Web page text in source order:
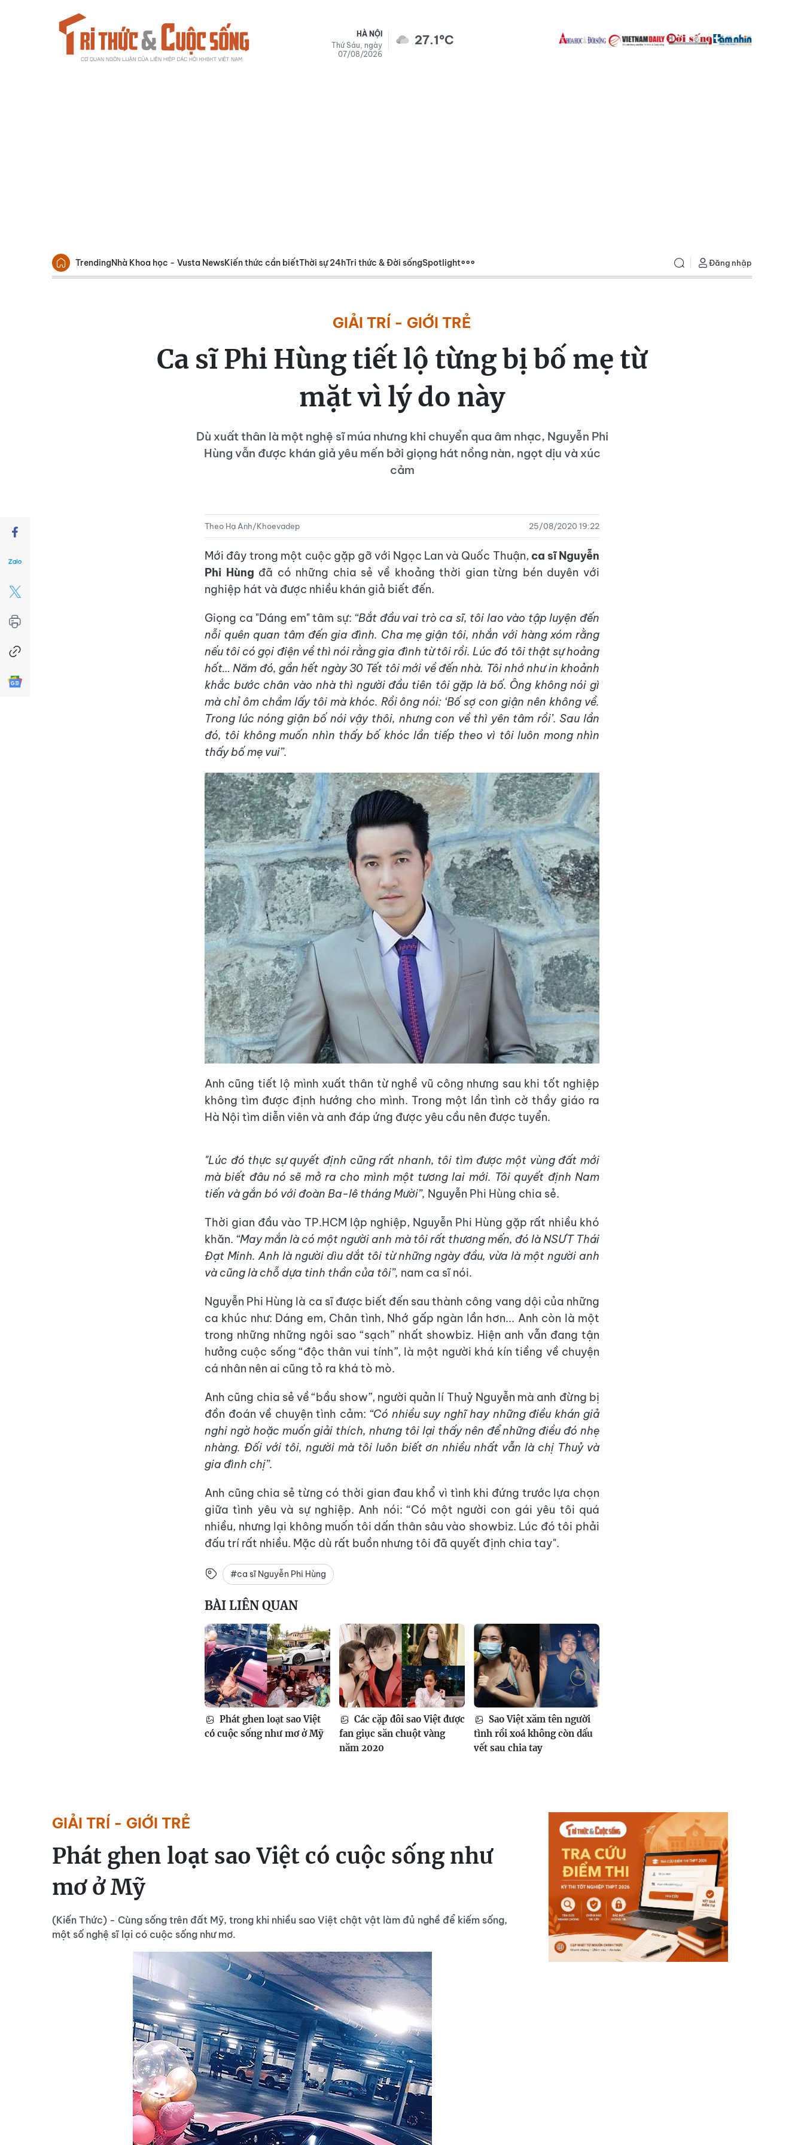
HÀ NỘI
Thứ Sáu, ngày
07/08/2026
27.1°C
TrendingNhà Khoa học - Vusta NewsKiến thức cần biếtThời sự 24hTri thức & Đời sốngSpotlight Đăng nhập
GIẢI TRÍ - GIỚI TRẺ
Ca sĩ Phi Hùng tiết lộ từng bị bố mẹ từ
mặt vì lý do này
Dù xuất thân là một nghệ sĩ múa nhưng khi chuyển qua âm nhạc, Nguyễn Phi
Hùng vẫn được khán giả yêu mến bởi giọng hát nồng nàn, ngọt dịu và xúc
cảm
Theo Hạ Anh/Khoevadep 25/08/2020 19:22
Mới đây trong một cuộc gặp gỡ với Ngọc Lan và Quốc Thuận, ca sĩ Nguyễn
Phi Hùng đã có những chia sẻ về khoảng thời gian từng bén duyên với
nghiệp hát và được nhiều khán giả biết đến.
Giọng ca "Dáng em" tâm sự: “Bắt đầu vai trò ca sĩ, tôi lao vào tập luyện đến
nỗi quên quan tâm đến gia đình. Cha mẹ giận tôi, nhắn với hàng xóm rằng
nếu tôi có gọi điện về thì nói rằng gia đình từ tôi rồi. Lúc đó tôi thật sự hoảng
hốt…Năm đó, gần hết ngày 30 Tết tôi mới về đến nhà. Tôi nhớ như in khoảnh
khắc bước chân vào nhà thì người đầu tiên tôi gặp là bố. Ông không nói gì
mà chỉ ôm chầm lấy tôi mà khóc. Rồi ông nói: ‘Bố sợ con giận nên không về.
Trong lúc nóng giận bố nói vậy thôi, nhưng con về thì yên tâm rồi’. Sau lần
đó, tôi không muốn nhìn thấy bố khóc lần tiếp theo vì tôi luôn mong nhìn
thấy bố mẹ vui”.
Anh cũng tiết lộ mình xuất thân từ nghề vũ công nhưng sau khi tốt nghiệp
không tìm được định hướng cho mình. Trong một lần tình cờ thầy giáo ra
Hà Nội tìm diễn viên và anh đáp ứng được yêu cầu nên được tuyển.
"Lúc đó thực sự quyết định cũng rất nhanh, tôi tìm được một vùng đất mới
mà biết đâu nó sẽ mở ra cho mình một tương lai mới. Tôi quyết định Nam
tiến và gắn bó với đoàn Ba-lê tháng Mười”, Nguyễn Phi Hùng chia sẻ.
Thời gian đầu vào TP.HCM lập nghiệp, Nguyễn Phi Hùng gặp rất nhiều khó
khăn. “May mắn là có một người anh mà tôi rất thương mến, đó là NSƯT Thái
Đạt Minh. Anh là người dìu dắt tôi từ những ngày đầu, vừa là một người anh
và cũng là chỗ dựa tinh thần của tôi”, nam ca sĩ nói.
Nguyễn Phi Hùng là ca sĩ được biết đến sau thành công vang dội của những
ca khúc như: Dáng em, Chân tình, Nhớ gấp ngàn lần hơn... Anh còn là một
trong những những ngôi sao “sạch” nhất showbiz. Hiện anh vẫn đang tận
hưởng cuộc sống “độc thân vui tính”, là một người khá kín tiềng về chuyện
cá nhân nên ai cũng tỏ ra khá tò mò.
Anh cũng chia sẻ về “bầu show”, người quản lí Thuỷ Nguyễn mà anh đừng bị
đồn đoán về chuyện tình cảm: “Có nhiều suy nghĩ hay những điều khán giả
nghi ngờ hoặc muốn giải thích, nhưng tôi lại thấy nên để những điều đó nhẹ
nhàng. Đối với tôi, người mà tôi luôn biết ơn nhiều nhất vẫn là chị Thuỷ và
gia đình chị”.
Anh cũng chia sẻ từng có thời gian đau khổ vì tình khi đứng trước lựa chọn
giữa tình yêu và sự nghiệp. Anh nói: “Có một người con gái yêu tôi quá
nhiều, nhưng lại không muốn tôi dấn thân sâu vào showbiz. Lúc đó tôi phải
đấu trí rất nhiều. Mặc dù rất buồn nhưng tôi đã quyết định chia tay".
#ca sĩ Nguyễn Phi Hùng
BÀI LIÊN QUAN
Phát ghen loạt sao Việt
có cuộc sống như mơ ở Mỹ
Các cặp đôi sao Việt được
fan giục săn chuột vàng
năm 2020
Sao Việt xăm tên người
tình rồi xoá không còn dấu
vết sau chia tay
GIẢI TRÍ - GIỚI TRẺ
Phát ghen loạt sao Việt có cuộc sống như
mơ ở Mỹ
(Kiến Thức) - Cùng sống trên đất Mỹ, trong khi nhiều sao Việt chật vật làm đủ nghề để kiếm sống,
một số nghệ sĩ lại có cuộc sống như mơ.